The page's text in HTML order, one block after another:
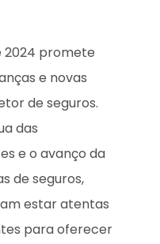
2024 promete
e novas
de seguros.
das
e o avanço da
de seguros,
estar atentas
para oferecer